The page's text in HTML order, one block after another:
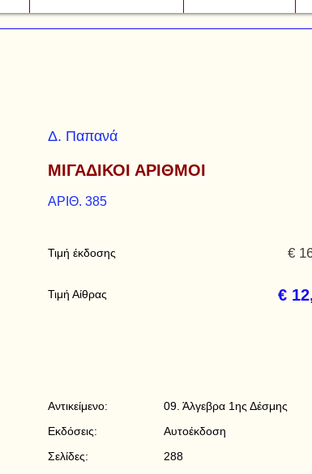
Δ. Παπανά
ΜΙΓΑΔΙΚΟΙ ΑΡΙΘΜΟΙ
ΑΡΙΘ. 385
Τιμή έκδοσης
Τιμή Αίθρας
€
€
Αντικείμενο:
09. Άλγεβρα 1ης Δέσμης
Εκδόσεις:
Αυτοέκδοση
Σελίδες:
288